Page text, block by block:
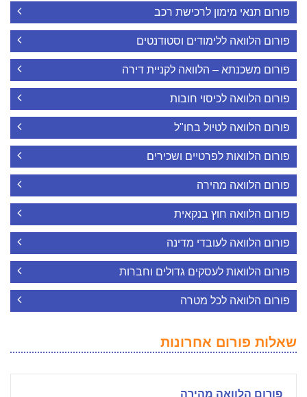
פורום תנאי מימון לרכישת רכב
פורום הלוואה ללימודים וסטודנטים
פורום משכנתא – הלוואה לקניית דירה
פורום הלוואה לכיסוי חובות
פורום הלוואה לטיול בחו"ל
פורום הלוואות לפרטיים ושכירים
פורום הלוואה מהירה
פורום הלוואה חוץ בנקאית
פורום הלוואה לעובדי מדינה
פורום הלוואות לעסקים גדולים וחברות
פורום הלוואה לכל מטרה
שאלות פורום אחרונות
פורום הלוואה מהירה